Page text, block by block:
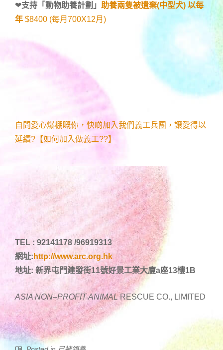
❤支持「動物助養計劃 」 助養兩隻被遺棄(中型犬) 以每
年 $8400 (每月700X12月)
自問愛心爆棚嘅你，快啲加入我們義工兵團，讓愛得以
延續?【如何加入做義工??】
TEL : 92141178 /96919313
網址: http://www.arc.org.hk
地址: 新界屯門建發街11號好景工業大廈a座13樓1B
ASIA NON–PROFIT ANIMALRESCUE CO., LIMITED